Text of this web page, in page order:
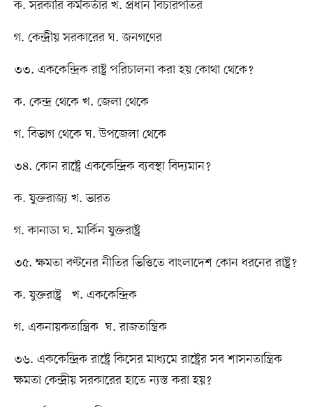
ক. সরকারি কর্মকর্তার খ. প্রধান বিচারপতির
গ. কেন্দ্রীয় সরকারের ঘ. জনগণের
৩৩. এককেন্দ্রিক রাষ্ট্র পরিচালনা করা হয় কোথা থেকে?
ক. কেন্দ্র থেকে খ. জেলা থেকে
গ. বিভাগ থেকে ঘ. উপজেলা থেকে
৩৪. কোন রাষ্ট্রে এককেন্দ্রিক ব্যবস্থা বিদ্যমান?
ক. যুক্তরাজ্য খ. ভারত
গ. কানাডা ঘ. মার্কিন যুক্তরাষ্ট্র
৩৫. ক্ষমতা বণ্টনের নীতির ভিত্তিতে বাংলাদেশ কোন ধরনের রাষ্ট্র?
ক. যুক্তরাষ্ট্র খ. এককেন্দ্রিক
গ. একনায়কতান্ত্রিক ঘ. রাজতান্ত্রিক
৩৬. এককেন্দ্রিক রাষ্ট্রে কিসের মাধ্যমে রাষ্ট্রের সব শাসনতান্ত্রিক
ক্ষমতা কেন্দ্রীয় সরকারের হাতে ন্যস্ত করা হয়?